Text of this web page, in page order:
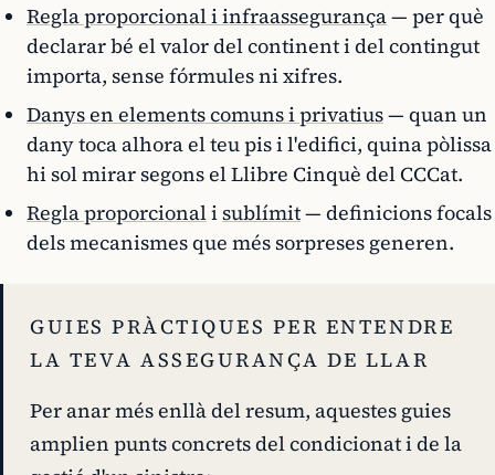
Regla proporcional i infraassegurança— per què
declarar bé el valor del continent i del contingut
importa, sense fórmules ni xifres.
Danys en elements comuns i privatius— quan un
dany toca alhora el teu pis i l'edifici, quina pòlissa
hi sol mirar segons el Llibre Cinquè del CCCat.
Regla proporcionalisublímit— definicions focals
dels mecanismes que més sorpreses generen.
GUIES PRÀCTIQUES PER ENTENDRE
LA TEVA ASSEGURANÇA DE LLAR
Per anar més enllà del resum, aquestes guies
amplien punts concrets del condicionat i de la